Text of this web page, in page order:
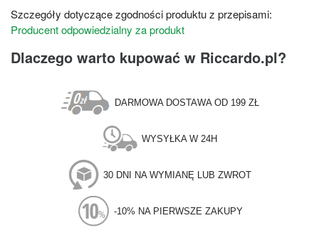
Szczegóły dotyczące zgodności produktu z przepisami:
Producent odpowiedzialny za produkt
Dlaczego warto kupować w Riccardo.pl?
DARMOWA DOSTAWA OD 199 ZŁ
WYSYŁKA W 24H
30 DNI NA WYMIANĘ LUB ZWROT
-10% NA PIERWSZE ZAKUPY